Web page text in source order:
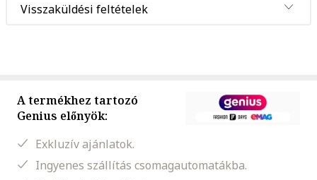
Visszaküldési feltételek
A termékhez tartozó
Genius előnyök:
Exkluzív ajánlatok.
Ingyenes szállítás csomagautomatákba.